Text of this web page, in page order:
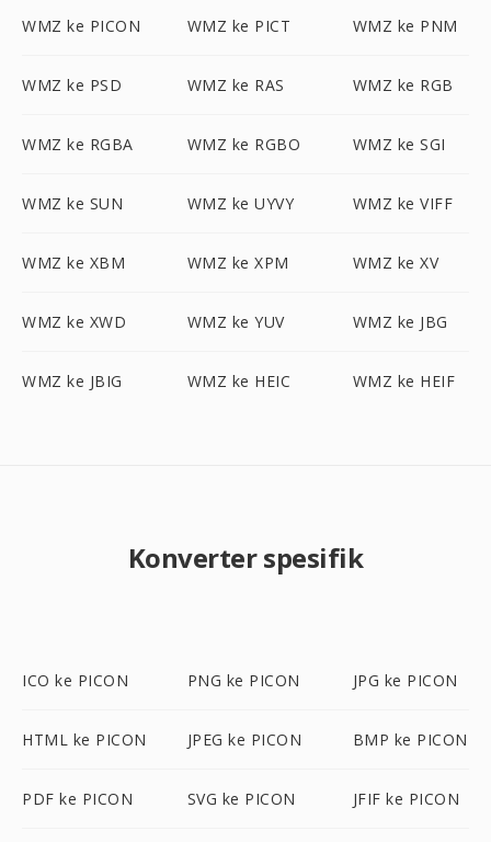
WMZ ke PICON WMZ ke PICT WMZ ke PNM
WMZ ke PSD WMZ ke RAS WMZ ke RGB
WMZ ke RGBA WMZ ke RGBO WMZ ke SGI
WMZ ke SUN WMZ ke UYVY WMZ ke VIFF
WMZ ke XBM WMZ ke XPM WMZ ke XV
WMZ ke XWD WMZ ke YUV WMZ ke JBG
WMZ ke JBIG WMZ ke HEIC WMZ ke HEIF
Konverter spesifik
ICO ke PICON PNG ke PICON JPG ke PICON
HTML ke PICON JPEG ke PICON BMP ke PICON
PDF ke PICON SVG ke PICON JFIF ke PICON